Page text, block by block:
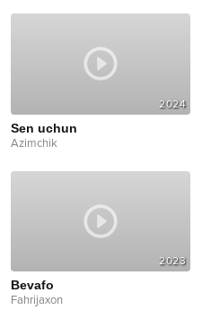
2024
Sen uchun
Azimchik
2023
Bevafo
Fahrijaxon